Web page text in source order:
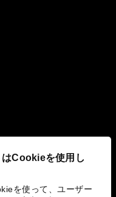
Cookieを使用し
を使って、ユーザー